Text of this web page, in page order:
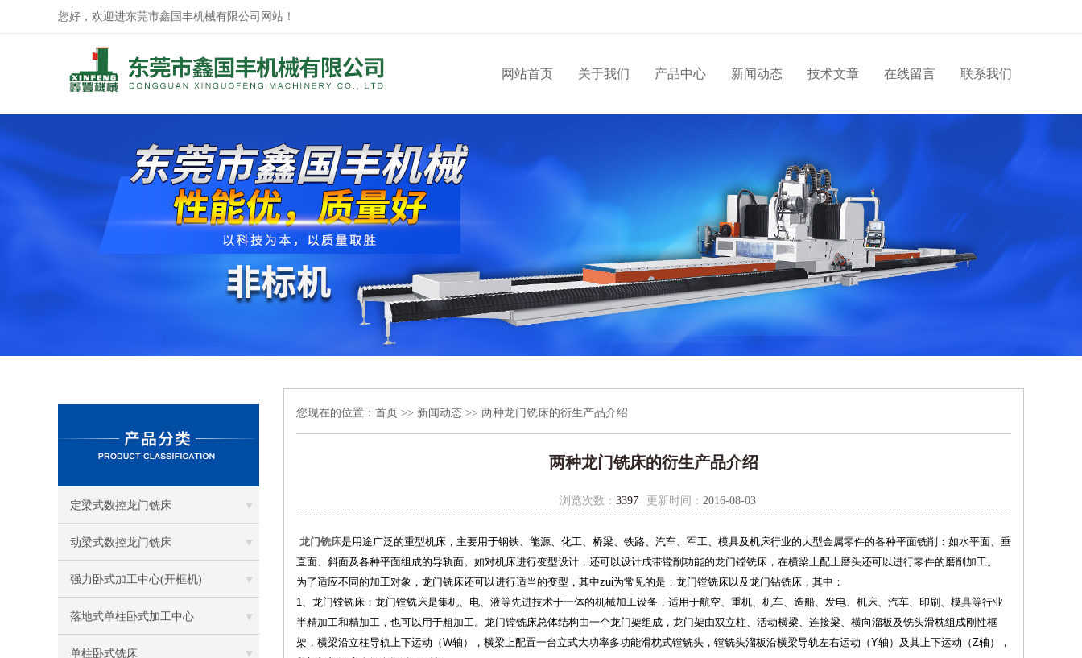
您好，欢迎进东莞市鑫国丰机械有限公司网站！
网站首页 关于我们 产品中心 新闻动态 技术文章 在线留言 联系我们
定梁式数控龙门铣床
动梁式数控龙门铣床
强力卧式加工中心(开框机)
落地式单柱卧式加工中心
单柱卧式铣床
您现在的位置： 首页 >> 新闻动态 >> 两种龙门铣床的衍生产品介绍
两种龙门铣床的衍生产品介绍
浏览次数： 3397 更新时间： 2016-08-03
龙门铣床是用途广泛的重型机床，主要用于钢铁、能源、化工、桥梁、铁路、汽车、军工、模具及机床行业的大型金属零件的各种平面铣削：如水平面、垂
直面、斜面及各种平面组成的导轨面。如对机床进行变型设计，还可以设计成带镗削功能的龙门镗铣床，在横梁上配上磨头还可以进行零件的磨削加工。
为了适应不同的加工对象，龙门铣床还可以进行适当的变型，其中zui为常见的是：龙门镗铣床以及龙门钻铣床，其中：
1、龙门镗铣床：龙门镗铣床是集机、电、液等先进技术于一体的机械加工设备，适用于航空、重机、机车、造船、发电、机床、汽车、印刷、模具等行业
半精加工和精加工，也可以用于粗加工。龙门镗铣床总体结构由一个龙门架组成，龙门架由双立柱、活动横梁、连接梁、横向溜板及铣头滑枕组成刚性框
架，横梁沿立柱导轨上下运动（W轴），横梁上配置一台立式大功率多功能滑枕式镗铣头，镗铣头溜板沿横梁导轨左右运动（Y轴）及其上下运动（Z轴），